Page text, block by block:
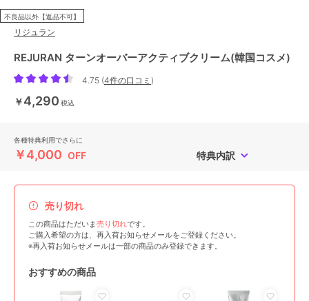
不良品以外【返品不可】
リジュラン
REJURAN ターンオーバーアクティブクリーム(韓国コスメ)
4.75 (4件の口コミ )
￥4,290 税込
各種特典利用でさらに
￥4,000 OFF 特典内訳
売り切れ
この商品はただいま売り切れです。
ご購入希望の方は、再入荷お知らせメールをご登録ください。
※再入荷お知らせメールは一部の商品のみ登録できます。
おすすめの商品